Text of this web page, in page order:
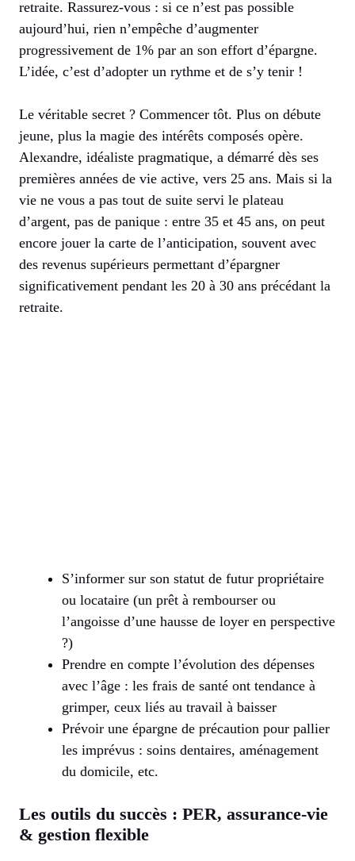
retraite. Rassurez-vous : si ce n’est pas possible
aujourd’hui, rien n’empêche d’augmenter
progressivement de 1% par an son effort d’épargne.
L’idée, c’est d’adopter un rythme et de s’y tenir !
Le véritable secret ? Commencer tôt. Plus on débute
jeune, plus la magie des intérêts composés opère.
Alexandre, idéaliste pragmatique, a démarré dès ses
premières années de vie active, vers 25 ans. Mais si la
vie ne vous a pas tout de suite servi le plateau
d’argent, pas de panique : entre 35 et 45 ans, on peut
encore jouer la carte de l’anticipation, souvent avec
des revenus supérieurs permettant d’épargner
significativement pendant les 20 à 30 ans précédant la
retraite.
S’informer sur son statut de futur propriétaire
ou locataire (un prêt à rembourser ou
l’angoisse d’une hausse de loyer en perspective
?)
Prendre en compte l’évolution des dépenses
avec l’âge : les frais de santé ont tendance à
grimper, ceux liés au travail à baisser
Prévoir une épargne de précaution pour pallier
les imprévus : soins dentaires, aménagement
du domicile, etc.
Les outils du succès : PER, assurance-vie
& gestion flexible